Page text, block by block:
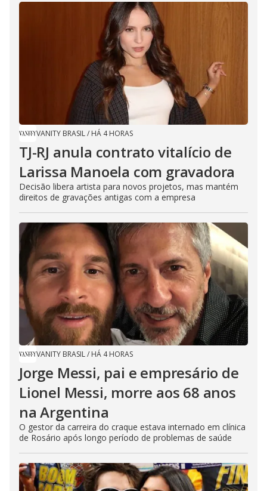
VANITY BRASIL/ HÁ 4 HORAS
TJ-RJ anula contrato vitalício de
Larissa Manoela com gravadora
Decisão libera artista para novos projetos, mas mantém
direitos de gravações antigas com a empresa
VANITY BRASIL/ HÁ 4 HORAS
Jorge Messi, pai e empresário de
Lionel Messi, morre aos 68 anos
na Argentina
O gestor da carreira do craque estava internado em clínica
de Rosário após longo período de problemas de saúde